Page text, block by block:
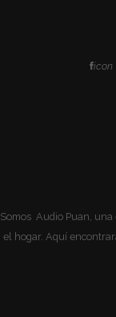
icon
Somos Audio Puan, una
el hogar. Aquí